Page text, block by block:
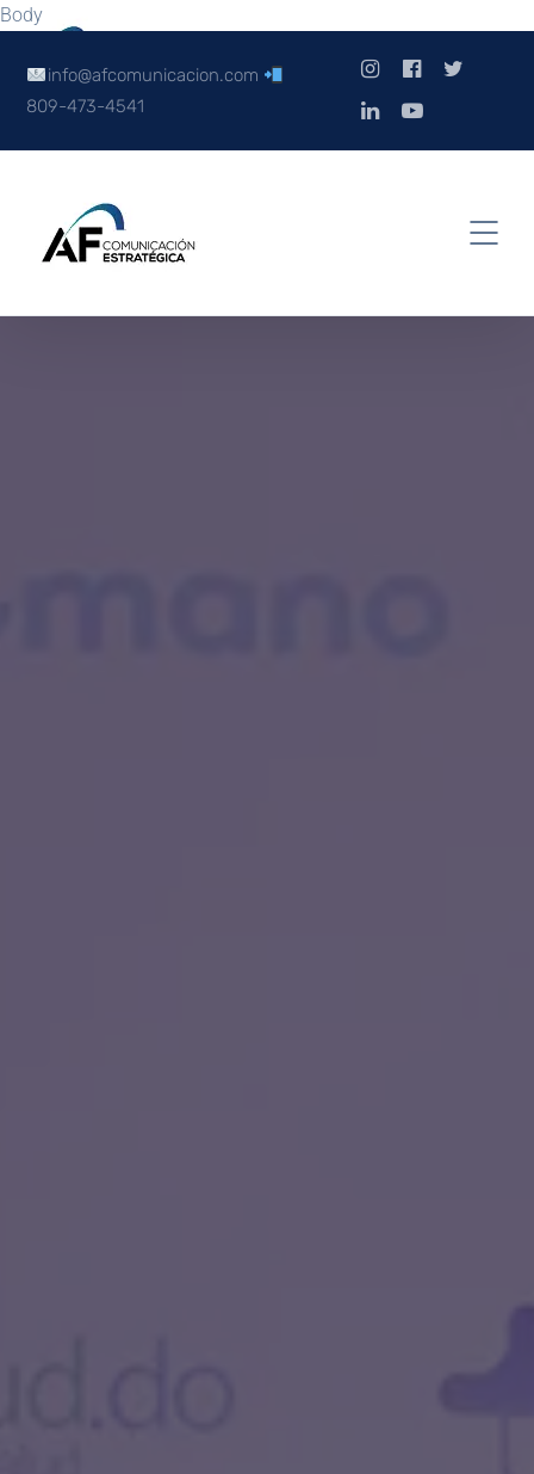
Body
info@afcomunicacion.com
809-473-4541